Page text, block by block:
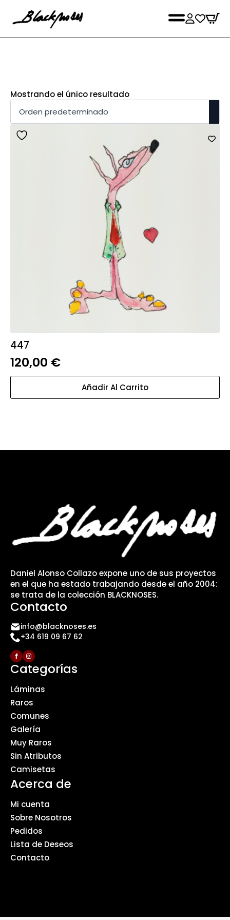
Mostrando el único resultado
447
120,00 €
Añadir Al Carrito
Daniel Alonso Collazo expone uno de sus proyectos
en el que ha estado trabajando desde el año 2004:
se trata de la colección BLACKNOSES.
Contacto
info@blacknoses.es
+34 619 09 67 62
Categorías
Láminas
Raros
Comunes
Galería
Muy Raros
Sin Atributos
Camisetas
Acerca de
Mi cuenta
Sobre Nosotros
Pedidos
Lista de Deseos
Contacto